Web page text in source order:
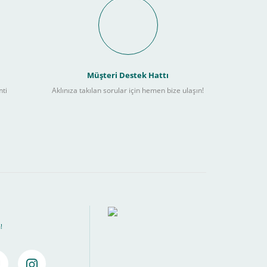
İmkanı Nasıl
Müşteri Destek Hattı
Aklınıza takılan sorular için hemen bize ulaşın!